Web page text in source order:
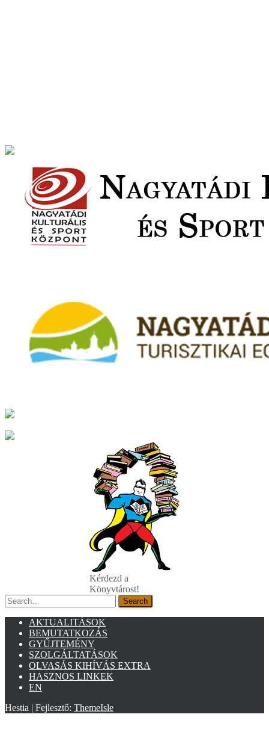
Kérdezd a
Könyvtárost!
Search
Search
AKTUALITÁSOK
BEMUTATKOZÁS
GYŰJTEMÉNY
SZOLGÁLTATÁSOK
OLVASÁS KIHÍVÁS EXTRA
HASZNOS LINKEK
EN
Hestia | Fejlesztő: ThemeIsle